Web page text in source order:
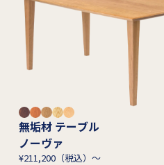
無垢材 テーブル
ノーヴァ
¥211,200（税込）～